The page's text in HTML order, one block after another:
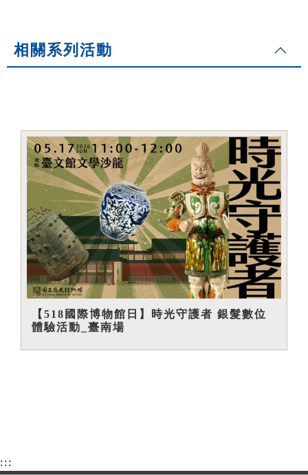
相關系列活動
【518國際博物館日】時光守護者 銀髮數位
體驗活動_臺南場
:::